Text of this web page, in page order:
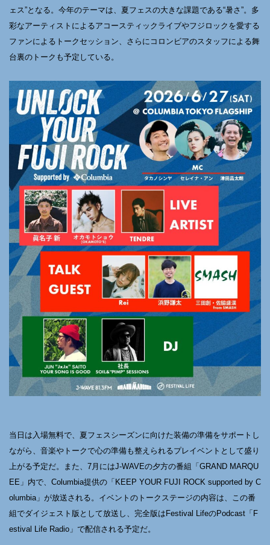
ェス”となる。今年のテーマは、夏フェスの大きな課題である“暑さ”。多
彩なアーティストによるアコースティックライブやフジロックを愛する
ファンによるトークセッション、さらにコロンビアのスタッフによる舞
台裏のトークも予定している。
当日は入場無料で、夏フェスシーズンに向けた装備の準備をサポートし
ながら、音楽やトークで心の準備も整えられるプレイベントとして盛り
上がる予定だ。また、7月にはJ-WAVEの夕方の番組「GRAND MARQU
EE」内で、Columbia提供の「KEEP YOUR FUJI ROCK supported by C
olumbia」が放送される。イベントのトークステージの内容は、この番
組でダイジェスト版として放送し、完全版はFestival LifeのPodcast「F
estival Life Radio」で配信される予定だ。